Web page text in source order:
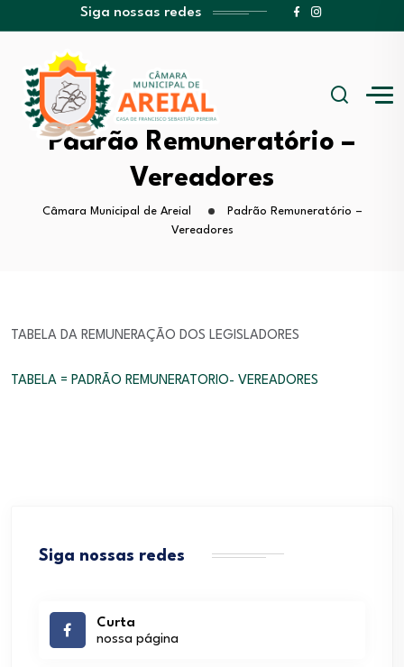
Siga nossas redes
Padrão Remuneratório –
Vereadores
Câmara Municipal de Areial
Padrão Remuneratório –
Vereadores
TABELA DA REMUNERAÇÃO DOS LEGISLADORES
TABELA = PADRÃO REMUNERATORIO- VEREADORES
Siga nossas redes
Curta
nossa página